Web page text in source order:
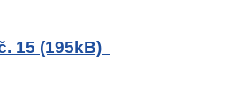
15 (195kB)